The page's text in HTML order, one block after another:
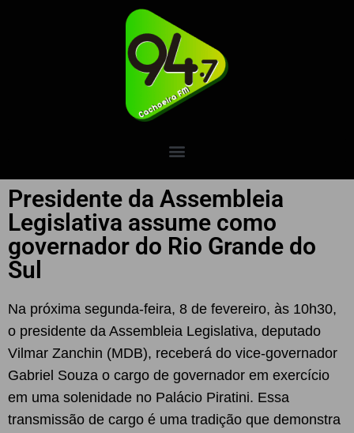
Presidente da Assembleia
Legislativa assume como
governador do Rio Grande do
Sul
Na próxima segunda-feira, 8 de fevereiro, às 10h30,
o presidente da Assembleia Legislativa, deputado
Vilmar Zanchin (MDB), receberá do vice-governador
Gabriel Souza o cargo de governador em exercício
em uma solenidade no Palácio Piratini. Essa
transmissão de cargo é uma tradição que demonstra